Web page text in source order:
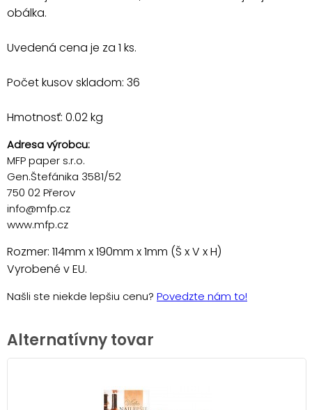
obálka.
Uvedená cena je za 1 ks.
Počet kusov skladom: 36
Hmotnosť: 0.02 kg
Adresa výrobcu:
MFP paper s.r.o.
Gen.Štefánika 3581/52
750 02 Přerov
info@mfp.cz
www.mfp.cz
Rozmer: 114mm x 190mm x 1mm (Š x V x H)
Vyrobené v EU.
Našli ste niekde lepšiu cenu? Povedzte nám to!
Alternatívny tovar